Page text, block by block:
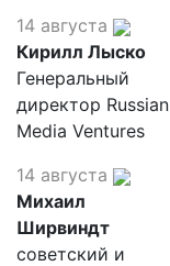
14 августа
Кирилл Лыско
Генеральный
директор Russian
Media Ventures
14 августа
Михаил
Ширвиндт
советский и